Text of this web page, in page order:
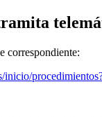
correspondiente:
inicio/